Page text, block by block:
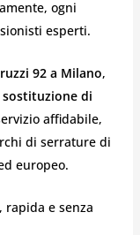
ogni
esperti.
92 a Milano,
di
affidabile,
di serrature di
europeo.
rapida e senza